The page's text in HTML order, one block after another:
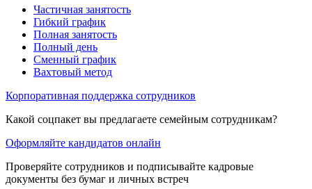
Частичная занятость
Гибкий график
Полная занятость
Полный день
Сменный график
Вахтовый метод
Корпоративная поддержка сотрудников
Какой соцпакет вы предлагаете семейным сотрудникам?
Оформляйте кандидатов онлайн
Проверяйте сотрудников и подписывайте кадровые
документы без бумаг и личных встреч